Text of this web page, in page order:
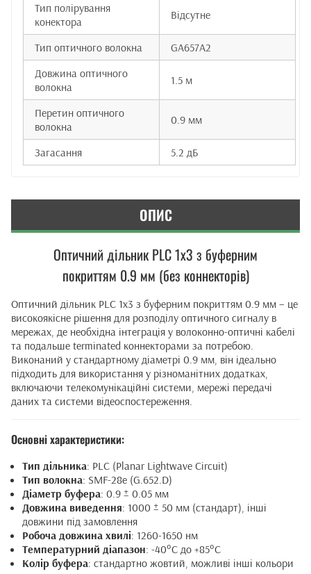
Тип полірування
конектора
Відсутне
Тип оптичного волокна
GA657A2
Довжина оптичного
волокна
1.5 м
Перетин оптичного
волокна
0.9 мм
Загасання 5.2 дБ
ОПИС
Оптичний дільник PLC 1x3 з буферним
покриттям 0.9 мм (без коннекторів)
Оптичний дільник PLC 1x3 з буферним покриттям 0.9 мм – це
високоякісне рішення для розподілу оптичного сигналу в
мережах, де необхідна інтеграція у волоконно-оптичні кабелі
та подальше terminated коннекторами за потребою.
Виконаний у стандартному діаметрі 0.9 мм, він ідеально
підходить для використання у різноманітних додатках,
включаючи телекомунікаційні системи, мережі передачі
даних та системи відеоспостереження.
Основні характеристики:
Тип дільника: PLC (Planar Lightwave Circuit)
Тип волокна: SMF-28e (G.652.D)
Діаметр буфера: 0.9 ± 0.05 мм
Довжина виведення: 1000 ± 50 мм (стандарт), інші
довжини під замовлення
Робоча довжина хвилі: 1260-1650 нм
Температурний діапазон: -40°C до +85°C
Колір буфера: стандартно жовтий, можливі інші кольори